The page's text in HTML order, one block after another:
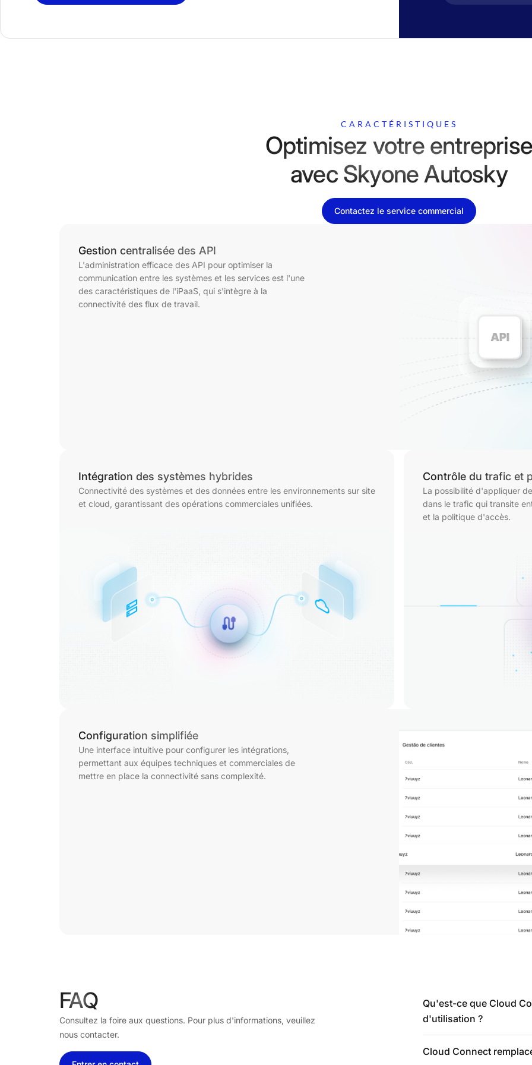
CARACTÉRISTIQUES
Optimisez votre
avec Skyone Autosky
Contactez le service commercial
Gestion centralisée des API
L'administration efficace des API pour optimiser la
communication entre les systèmes et les services est l'une
des caractéristiques de l'iPaaS, qui s'intègre à la
connectivité des flux de travail.
Intégration des systèmes hybrides
Connectivité des systèmes et des données entre les environnements sur site
et cloud, garantissant des opérations commerciales unifiées.
Contrôle du trafic et
La possibilité d'appliquer
dans le trafic qui transite
et la politique d'accès.
Configuration simplifiée
Une interface intuitive pour configurer les intégrations,
permettant aux équipes techniques et commerciales de
mettre en place la connectivité sans complexité.
FAQ
Consultez la foire aux questions. Pour plus d'informations, veuillez
nous contacter.
Qu'est-ce que Cloud
d'utilisation ?
Cloud Connect